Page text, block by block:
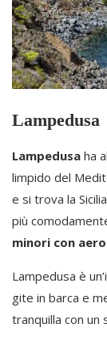
Lampedusa
Lampedusa ha
limpido del
e si trova la
più
minori con
Lampedusa è
gite in barca e
tranquilla con un